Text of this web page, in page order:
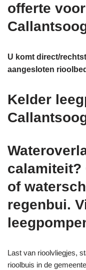
offerte
U komt direct/
aangesloten
Kelder
calamiteit?
of
regenbui.
Last van rioolvliegjes,
rioolbuis in de